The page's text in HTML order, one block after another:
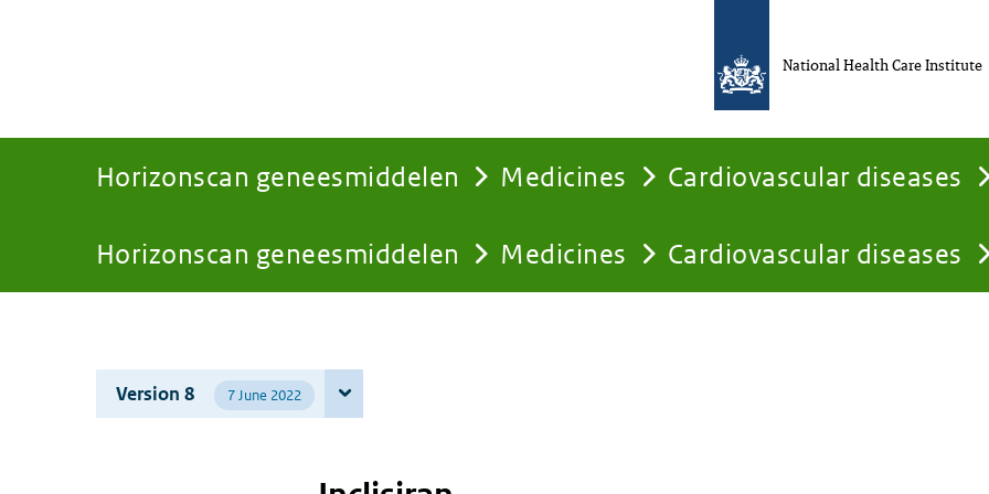
Horizonscan geneesmiddelen Medicines Cardiovascular diseases
You
here:
Horizonscan geneesmiddelen Medicines Cardiovascular diseases
National Health Care Institute
Version 8 7 June 2022